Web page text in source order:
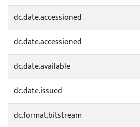
dc.date.accessioned
dc.date.accessioned
dc.date.available
dc.date.issued
dc.format.bitstream